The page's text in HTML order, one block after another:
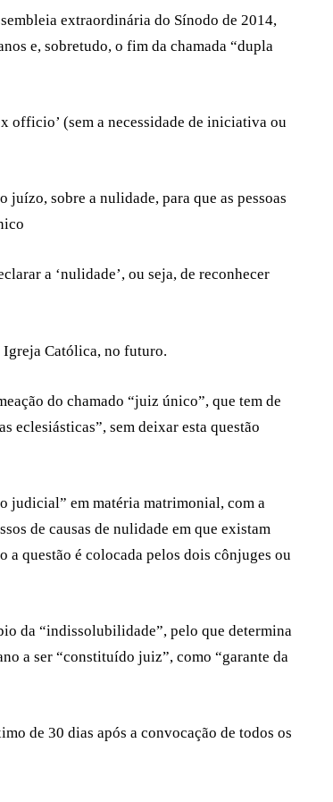
extraordinária do Sínodo de 2014,
e, sobretudo, o fim da chamada “dupla
officio’ (sem a necessidade de iniciativa ou
sobre a nulidade, para que as pessoas
a ‘nulidade’, ou seja, de reconhecer
Igreja Católica, no futuro.
do chamado “juiz único”, que tem de
eclesiásticas”, sem deixar esta questão
judicial” em matéria matrimonial, com a
de causas de nulidade em que existam
a questão é colocada pelos dois cônjuges ou
da “indissolubilidade”, pelo que determina
a ser “constituído juiz”, como “garante da
de 30 dias após a convocação de todos os